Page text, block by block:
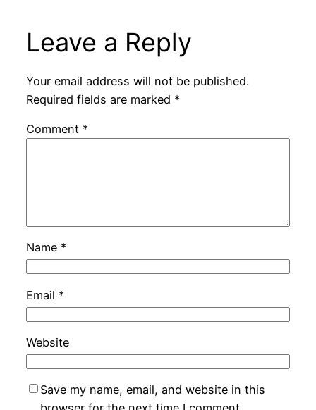
Leave a Reply
Your email address will not be published.
Required fields are marked *
Comment *
Name *
Email *
Website
Save my name, email, and website in this